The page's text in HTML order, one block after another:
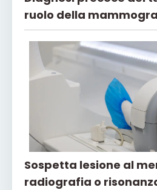
ruolo della
Sospetta lesione al
radiografia o